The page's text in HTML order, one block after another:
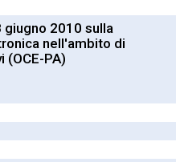
giugno 2010 sulla
nell'ambito di
PA)